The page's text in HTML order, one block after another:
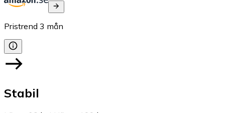
Pristrend 3 mån
Stabil